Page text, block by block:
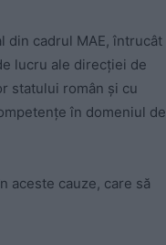
din cadrul MAE, întrucât
lucru ale direcţiei de
statului român şi cu
în domeniul de
aceste cauze, care să